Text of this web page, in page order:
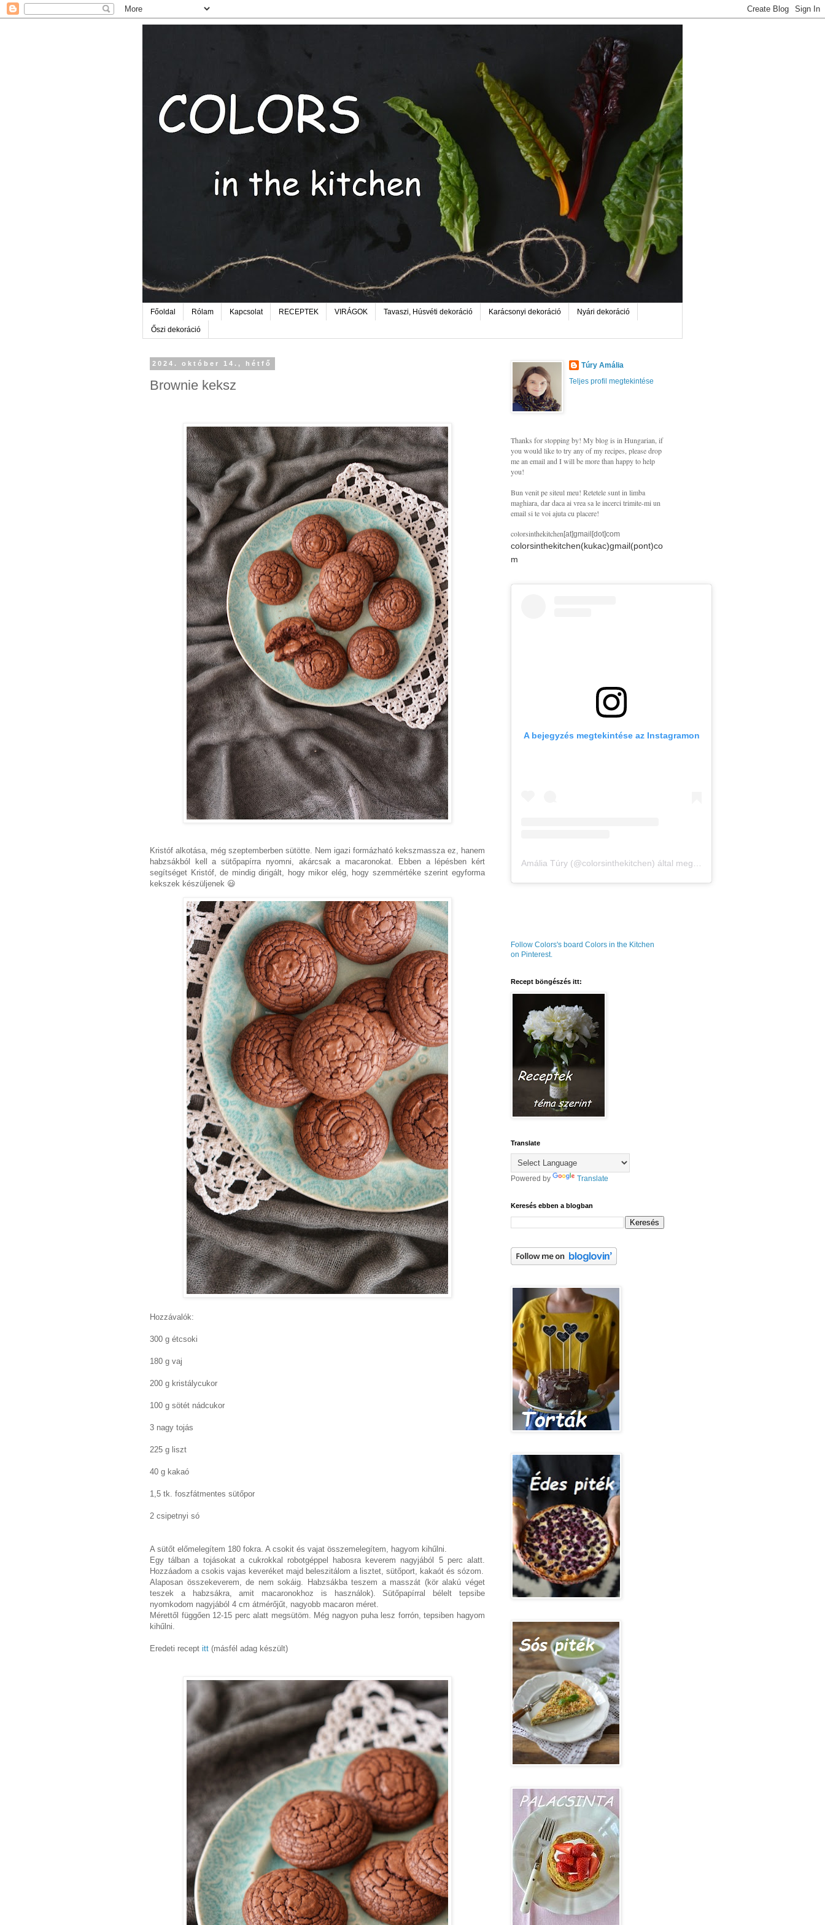
Főoldal Rólam Kapcsolat RECEPTEK VIRÁGOK Tavaszi, Húsvéti dekoráció Karácsonyi dekoráció Nyári dekoráció
Őszi dekoráció
2024. október 14., hétfő
Brownie keksz
Kristóf alkotása, még szeptemberben sütötte. Nem igazi formázható kekszmassza ez, hanem
habzsákból kell a sütőpapírra nyomni, akárcsak a macaronokat. Ebben a lépésben kért
segítséget Kristóf, de mindig dirigált, hogy mikor elég, hogy szemmértéke szerint egyforma
kekszek készüljenek 😃
Hozzávalók:
300 g étcsoki
180 g vaj
200 g kristálycukor
100 g sötét nádcukor
3 nagy tojás
225 g liszt
40 g kakaó
1,5 tk. foszfátmentes sütőpor
2 csipetnyi só
A sütőt előmelegítem 180 fokra. A csokit és vajat összemelegítem, hagyom kihűlni.
Egy tálban a tojásokat a cukrokkal robotgéppel habosra keverem nagyjából 5 perc alatt.
Hozzáadom a csokis vajas keveréket majd beleszitálom a lisztet, sütőport, kakaót és sózom.
Alaposan összekeverem, de nem sokáig. Habzsákba teszem a masszát (kör alakú véget
teszek a habzsákra, amit macaronokhoz is használok). Sütőpapírral bélelt tepsibe
nyomkodom nagyjából 4 cm átmérőjűt, nagyobb macaron méret.
Mérettől függően 12-15 perc alatt megsütöm. Még nagyon puha lesz forrón, tepsiben hagyom
kihűlni.
Eredeti recept itt (másfél adag készült)
Túry Amália
Teljes profil megtekintése
Thanks for stopping by! My blog is in Hungarian, if
you would like to try any of my recipes, please drop
me an email and I will be more than happy to help
you!
Bun venit pe siteul meu! Retetele sunt in limba
maghiara, dar daca ai vrea sa le incerci trimite-mi un
email si te voi ajuta cu placere!
colorsinthekitchen[at]gmail[dot]com
colorsinthekitchen(kukac)gmail(pont)co
m
A bejegyzés megtekintése az Instagramon
Amália Túry (@colorsinthekitchen) által megosztott bejegyzés
Follow Colors's board Colors in the Kitchen
on Pinterest.
Recept böngészés itt:
Translate
Powered by Translate
Keresés ebben a blogban